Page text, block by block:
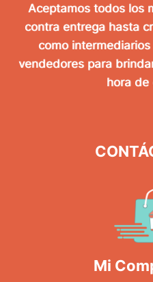
Aceptamos todos los
contra entrega hasta
como
vendedores para
hora de
Mi